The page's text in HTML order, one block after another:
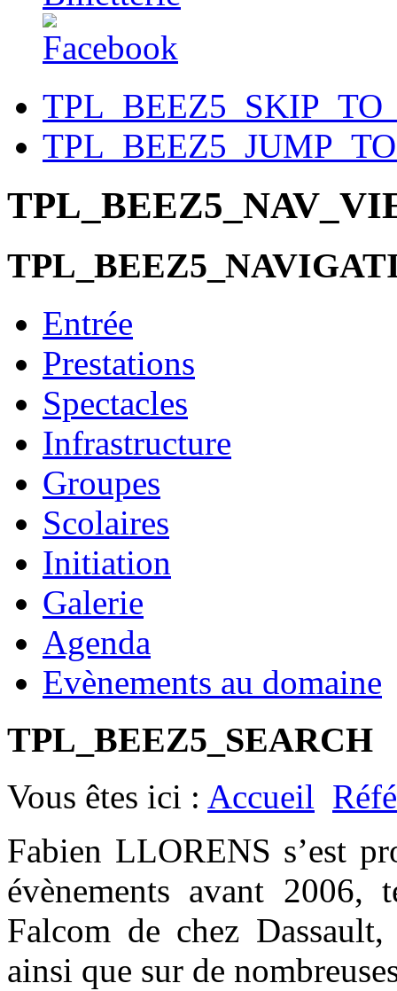
Entrée
Prestations
Spectacles
Infrastructure
Groupes
Scolaires
Initiation
Galerie
Agenda
Evènements au domaine
TPL_BEEZ5_SEARCH
Vous êtes ici : Accueil
Fabien LLORENS s’est
évènements avant
Falcom de chez
ainsi que sur de